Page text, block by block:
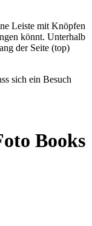
Leiste mit Knöpfen
könnt. Unterhalb
der Seite (top)
sich ein Besuch
Books